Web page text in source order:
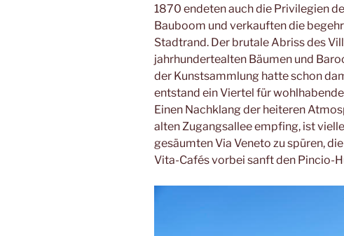
1870 endeten auch die Privilegien
Bauboom und verkauften die
Stadtrand. Der brutale Abriss des
jahrhundertealten Bäumen und
der Kunstsammlung hatte schon
entstand ein Viertel für
Einen Nachklang der heiteren
alten Zugangsallee empfing, ist
gesäumten Via Veneto zu spüren,
Vita-Cafés vorbei sanft den Pincio-